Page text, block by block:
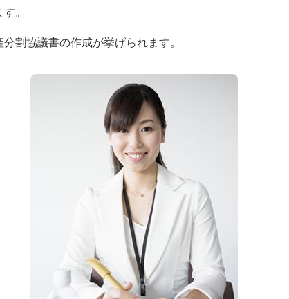
。
割協議書の作成が挙げられます。